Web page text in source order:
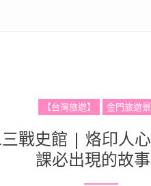
【台灣旅遊】 金門旅遊
戰史館 | 烙印人
課必出現的故